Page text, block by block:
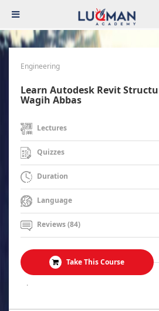
Engineering
Learn Autodesk Revit
Wagih Abbas
Lectures
Quizzes
Duration
Language
Reviews (84)
Take This Course
.